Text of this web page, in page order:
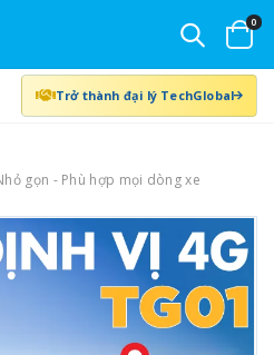
0
Trở thành đại lý TechGlobal
gọn - Phù hợp mọi dòng xe